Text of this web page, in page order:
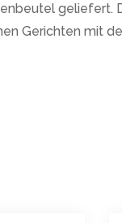
geliefert.
Gerichten mit